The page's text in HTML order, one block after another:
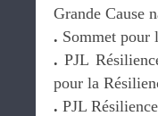
Grande Cause
. Sommet pour
. PJL
pour la
. PJL